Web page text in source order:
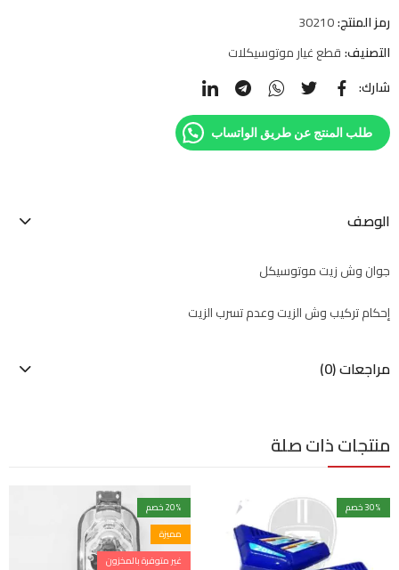
رمز المنتج:30210
التصنيف:قطع غيار موتوسيكلات
شارك:
طلب المنتج عن طريق الواتساب
الوصف
جوان وش زيت موتوسيكل
إحكام تركيب وش الزيت وعدم تسرب الزيت
مراجعات (0)
منتجات ذات صلة
30% خصم 20% خصم
مميزة
غير متوفرة بالمخزون